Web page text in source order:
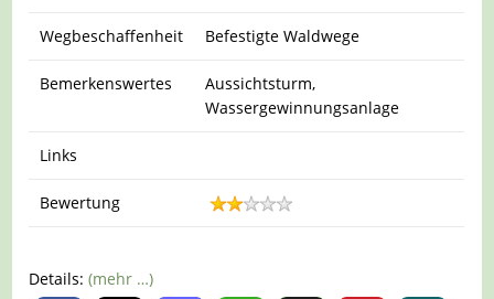
Wegbeschaffenheit Befestigte Waldwege
Bemerkenswertes
Aussichtsturm,
Wassergewinnungsanlage
Links
Bewertung
Details:(mehr …)